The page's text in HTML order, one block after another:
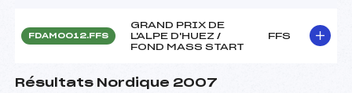
FDAM0012.FFS
GRAND PRIX DE
L'ALPE D'HUEZ /
FOND MASS START
FFS
Résultats Nordique 2007